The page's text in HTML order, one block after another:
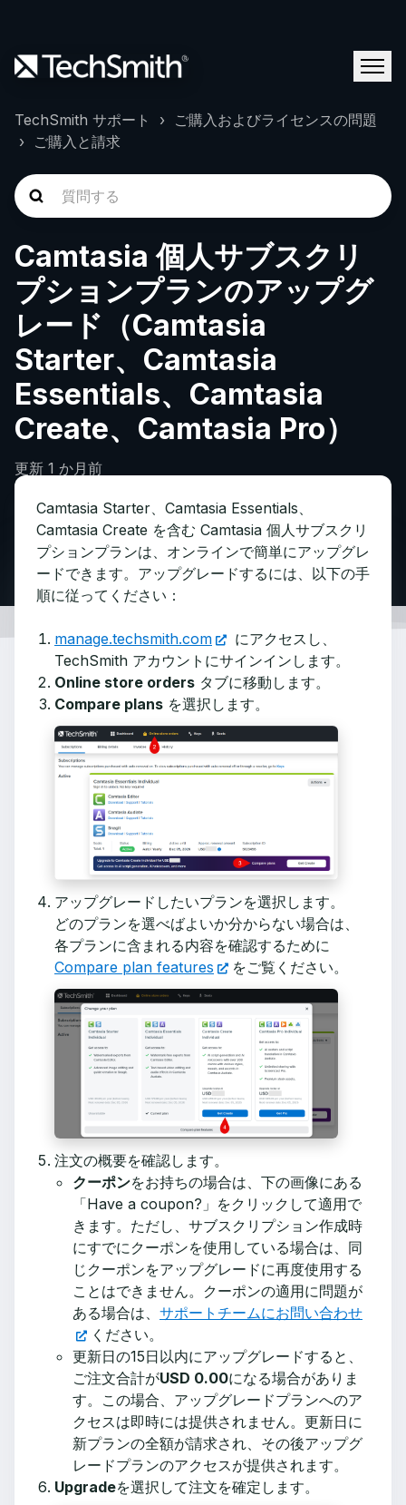
TechSmith サポート
ご購入およびライセンスの問題
ご購入と請求
Camtasia 個人サブスクリ
プションプランのアップグ
レード（Camtasia
Starter、Camtasia
Essentials、Camtasia
Create、Camtasia Pro）
更新 1 か月前
Camtasia Starter、Camtasia Essentials、
Camtasia Create を含む Camtasia 個人サブスクリ
プションプランは、オンラインで簡単にアップグレ
ードできます。アップグレードするには、以下の手
順に従ってください：
manage.techsmith.com
にアクセスし、
TechSmith アカウントにサインインします。
Online store orders タブに移動します。
Compare plans を選択します。
アップグレードしたいプランを選択します。
どのプランを選べばよいか分からない場合は、
各プランに含まれる内容を確認するために
Compare plan features
をご覧ください。
注文の概要を確認します。
クーポンをお持ちの場合は、下の画像にある
「Have a coupon?」をクリックして適用で
きます。ただし、サブスクリプション作成時
にすでにクーポンを使用している場合は、同
じクーポンをアップグレードに再度使用する
ことはできません。クーポンの適用に問題が
ある場合は、 サポートチームにお問い合わせ
ください。
更新日の15日以内にアップグレードすると、
ご注文合計がUSD 0.00になる場合がありま
す。この場合、アップグレードプランへのア
クセスは即時には提供されません。更新日に
新プランの全額が請求され、その後アップグ
レードプランのアクセスが提供されます。
Upgradeを選択して注文を確定します。